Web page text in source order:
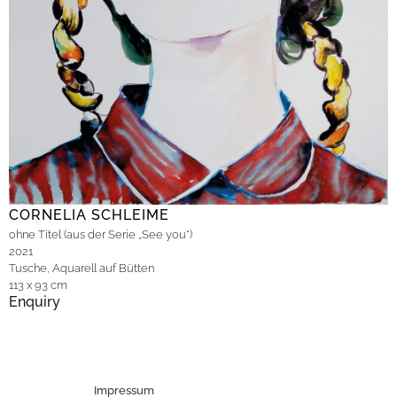
CORNELIA SCHLEIME
ohne Titel (aus der Serie „See you“)
2021
Tusche, Aquarell auf Bütten
113 x 93 cm
Enquiry
Impressum